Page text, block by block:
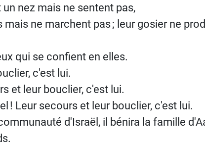
nez mais ne sentent pas,
mais ne marchent pas; leur gosier ne
qui se confient en elles.
c'est lui.
et leur bouclier, c'est lui.
! Leur secours et leur bouclier, c'est lui.
d'Israël, il bénira la famille